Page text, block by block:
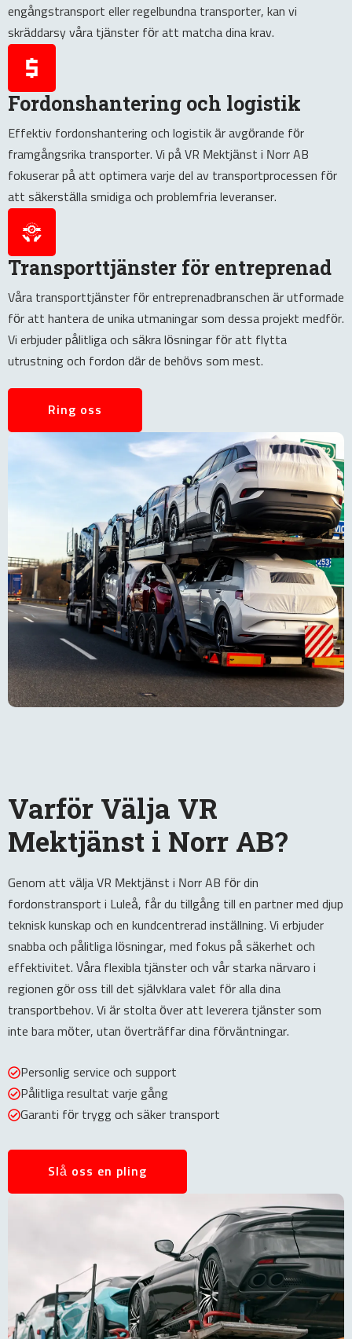
engångstransport eller regelbundna transporter, kan vi
skräddarsy våra tjänster för att matcha dina krav.
Fordonshantering och logistik
Effektiv fordonshantering och logistik är avgörande för
framgångsrika transporter. Vi på VR Mektjänst i Norr AB
fokuserar på att optimera varje del av transportprocessen för
att säkerställa smidiga och problemfria leveranser.
Transporttjänster för entreprenad
Våra transporttjänster för entreprenadbranschen är utformade
för att hantera de unika utmaningar som dessa projekt medför.
Vi erbjuder pålitliga och säkra lösningar för att flytta
utrustning och fordon där de behövs som mest.
Ring oss
Varför Välja VR
Mektjänst i Norr AB?
Genom att välja VR Mektjänst i Norr AB för din
fordonstransport i Luleå, får du tillgång till en partner med djup
teknisk kunskap och en kundcentrerad inställning. Vi erbjuder
snabba och pålitliga lösningar, med fokus på säkerhet och
effektivitet. Våra flexibla tjänster och vår starka närvaro i
regionen gör oss till det självklara valet för alla dina
transportbehov. Vi är stolta över att leverera tjänster som
inte bara möter, utan överträffar dina förväntningar.
Personlig service och support
Pålitliga resultat varje gång
Garanti för trygg och säker transport
Slå oss en pling